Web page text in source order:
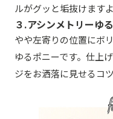
ルがグッと垢抜けます
３.アシンメトリーゆ
やや左寄りの位置にボ
ゆるポニーです。仕上
ジをお洒落に見せるコツ